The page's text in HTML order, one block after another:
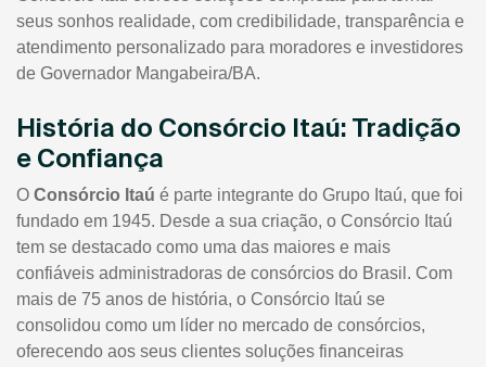
seus sonhos realidade, com credibilidade, transparência e
atendimento personalizado para moradores e investidores
de Governador Mangabeira/BA.
História do Consórcio Itaú: Tradição
e Confiança
O Consórcio Itaú é parte integrante do Grupo Itaú, que foi
fundado em 1945. Desde a sua criação, o Consórcio Itaú
tem se destacado como uma das maiores e mais
confiáveis administradoras de consórcios do Brasil. Com
mais de 75 anos de história, o Consórcio Itaú se
consolidou como um líder no mercado de consórcios,
oferecendo aos seus clientes soluções financeiras